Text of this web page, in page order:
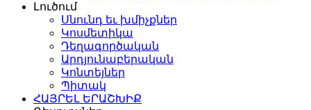
Լուծում
Սնունդ եւ խմիչքներ
Կոսմետիկա
Դեղագործական
Արդյունաբերական
Կոնտեյներ
Պիտակ
ՀԱՅՐԵԼ ԵՐԱՇԽԻՔ